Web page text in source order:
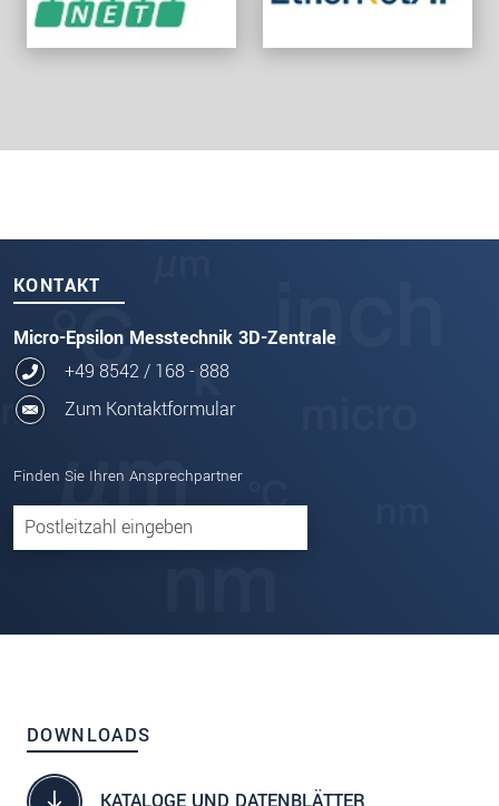
KONTAKT
Micro-Epsilon Messtechnik 3D-Zentrale
+49 8542 / 168 - 888
Zum Kontaktformular
Finden Sie Ihren Ansprechpartner
DOWNLOADS